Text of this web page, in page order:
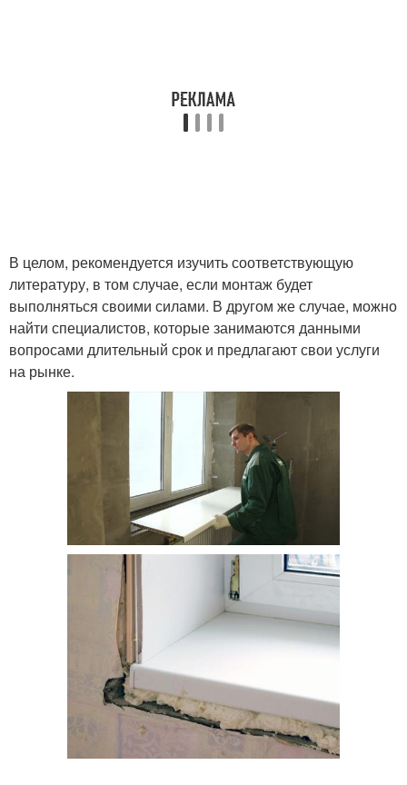
В целом, рекомендуется изучить соответствующую
литературу, в том случае, если монтаж будет
выполняться своими силами. В другом же случае, можно
найти специалистов, которые занимаются данными
вопросами длительный срок и предлагают свои услуги
на рынке.